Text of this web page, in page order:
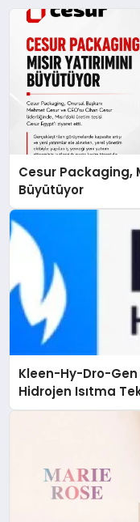
Cesur Packaging,
Büyütüyor
Kleen-Hy-Dro-Gen
Hidrojen Isıtma
Düzenleyici